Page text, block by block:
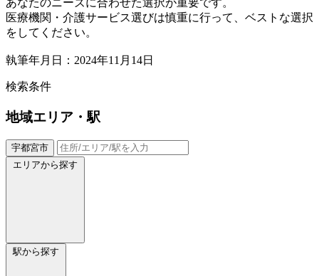
医療機関・介護サービス選びは慎重に行って、ベストな選択
をしてください。
執筆年月日：2024年11月14日
検索条件
地域エリア・駅
宇都宮市
エリアから探す
駅から探す